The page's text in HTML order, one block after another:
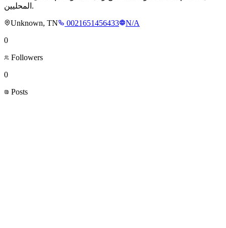
المحليين.
Unknown, TN
0021651456433
N/A
0
Followers
0
Posts